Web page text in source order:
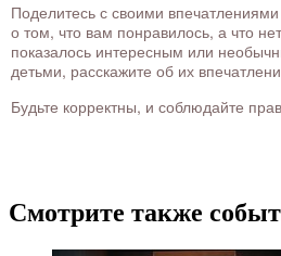
Поделитесь с своими
о том, что вам понравилось, а что
показалось интересным или
детьми, расскажите об их
Будьте корректны, и соблюдайте
Смотрите также